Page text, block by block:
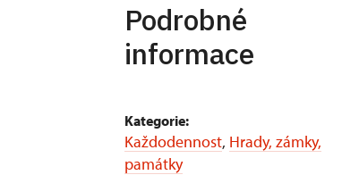
Podrobné
informace
Kategorie:
Každodennost, Hrady, zámky,
památky